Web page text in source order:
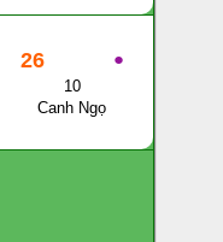
●
26
10
Canh Ngọ